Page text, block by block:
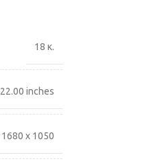
18 κ.
22.00 inches
1680 x 1050